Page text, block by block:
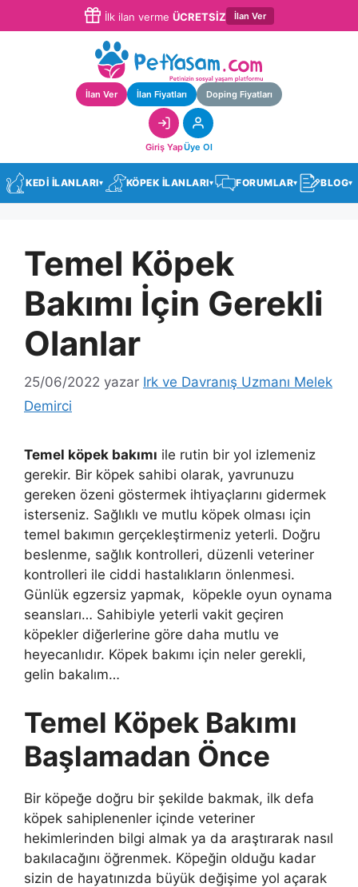
İlk ilan verme ÜCRETSİZ İlan Ver
İlan Ver İlan Fiyatları Doping Fiyatları
Giriş YapÜye Ol
KEDİ İLANLARI▾ KÖPEK İLANLARI▾ FORUMLAR▾ BLOG▾
Temel Köpek
Bakımı İçin Gerekli
Olanlar
25/06/2022 yazar Irk ve Davranış Uzmanı Melek
Demirci
Temel köpek bakımı ile rutin bir yol izlemeniz
gerekir. Bir köpek sahibi olarak, yavrunuzu
gereken özeni göstermek ihtiyaçlarını gidermek
isterseniz. Sağlıklı ve mutlu köpek olması için
temel bakımın gerçekleştirmeniz yeterli. Doğru
beslenme, sağlık kontrolleri, düzenli veteriner
kontrolleri ile ciddi hastalıkların önlenmesi.
Günlük egzersiz yapmak, köpekle oyun oynama
seansları… Sahibiyle yeterli vakit geçiren
köpekler diğerlerine göre daha mutlu ve
heyecanlıdır. Köpek bakımı için neler gerekli,
gelin bakalım…
Temel Köpek Bakımı
Başlamadan Önce
Bir köpeğe doğru bir şekilde bakmak, ilk defa
köpek sahiplenenler içinde veteriner
hekimlerinden bilgi almak ya da araştırarak nasıl
bakılacağını öğrenmek. Köpeğin olduğu kadar
sizin de hayatınızda büyük değişime yol açarak